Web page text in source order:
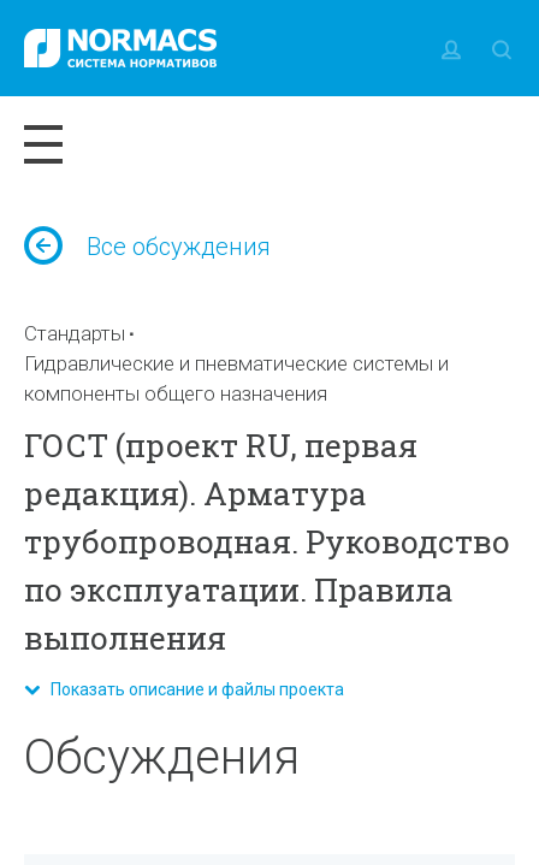
Все обсуждения
Стандарты
Гидравлические и пневматические системы и
компоненты общего назначения
ГОСТ (проект RU, первая
редакция). Арматура
трубопроводная. Руководство
по эксплуатации. Правила
выполнения
Показать описание и файлы проекта
Обсуждения